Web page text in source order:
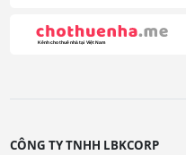
CÔNG TY TNHH LBKCORP